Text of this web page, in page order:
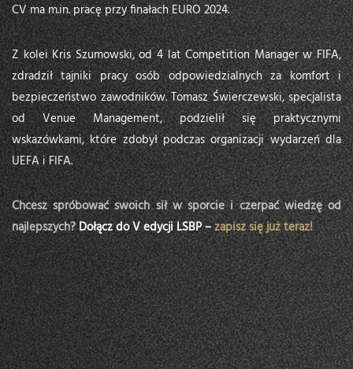
CV ma m.in. pracę przy finałach EURO 2024.
Z kolei Kris Szumowski, od 4 lat Competition Manager w FIFA,
zdradził tajniki pracy osób odpowiedzialnych za komfort i
bezpieczeństwo zawodników. Tomasz Świerczewski, specjalista
od Venue Management, podzielił się praktycznymi
wskazówkami, które zdobył podczas organizacji wydarzeń dla
UEFA i FIFA.
Chcesz spróbować swoich sił w sporcie i czerpać wiedzę od
najlepszych?Dołącz do V edycji LSBP –zapisz się już teraz!